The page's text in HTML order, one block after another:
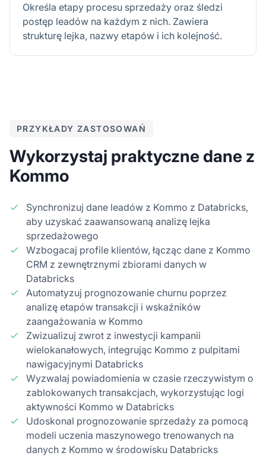
Określa etapy procesu sprzedaży oraz śledzi
postęp leadów na każdym z nich. Zawiera
strukturę lejka, nazwy etapów i ich kolejność.
PRZYKŁADY ZASTOSOWAŃ
Wykorzystaj praktyczne dane z
Kommo
Synchronizuj dane leadów z Kommo z Databricks,
aby uzyskać zaawansowaną analizę lejka
sprzedażowego
Wzbogacaj profile klientów, łącząc dane z Kommo
CRM z zewnętrznymi zbiorami danych w
Databricks
Automatyzuj prognozowanie churnu poprzez
analizę etapów transakcji i wskaźników
zaangażowania w Kommo
Zwizualizuj zwrot z inwestycji kampanii
wielokanałowych, integrując Kommo z pulpitami
nawigacyjnymi Databricks
Wyzwalaj powiadomienia w czasie rzeczywistym o
zablokowanych transakcjach, wykorzystując logi
aktywności Kommo w Databricks
Udoskonal prognozowanie sprzedaży za pomocą
modeli uczenia maszynowego trenowanych na
danych z Kommo w środowisku Databricks